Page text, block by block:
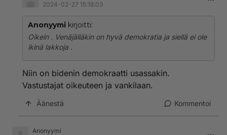
2024-02-27 15:18:03
Anonyymi kirjoitti:
Oikein . Venäjälläkin on hyvä demokratia ja siellä ei ole
ikinä lakkoja .
Niin on bidenin demokraatti usassakin.
Vastustajat oikeuteen ja vankilaan.
Äänestä Kommentoi
Anonyymi